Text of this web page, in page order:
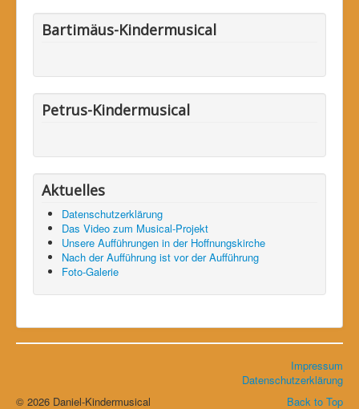
Bartimäus-Kindermusical
Petrus-Kindermusical
Aktuelles
Datenschutzerklärung
Das Video zum Musical-Projekt
Unsere Aufführungen in der Hoffnungskirche
Nach der Aufführung ist vor der Aufführung
Foto-Galerie
Impressum
Datenschutzerklärung
Back to Top
© 2026 Daniel-Kindermusical